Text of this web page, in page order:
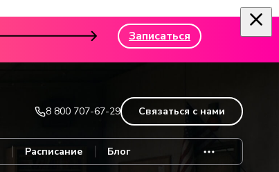
Записаться
8 800 707-67-29 Связаться с нами
Расписание Блог